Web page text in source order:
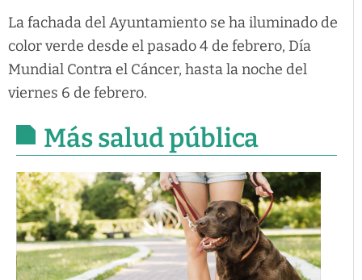
La fachada del Ayuntamiento se ha iluminado de
color verde desde el pasado 4 de febrero, Día
Mundial Contra el Cáncer, hasta la noche del
viernes 6 de febrero.
Más salud pública